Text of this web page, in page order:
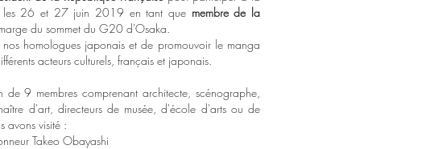
les 26 et 27 juin 2019 en tant que membre de la
du sommet du G20 d'Osaka.
homologues japonais et de promouvoir le manga
acteurs culturels, français et japonais.
9 membres comprenant architecte, scénographe,
d'art, directeurs de musée, d'école d'arts ou de
avons visité :
Takeo Obayashi